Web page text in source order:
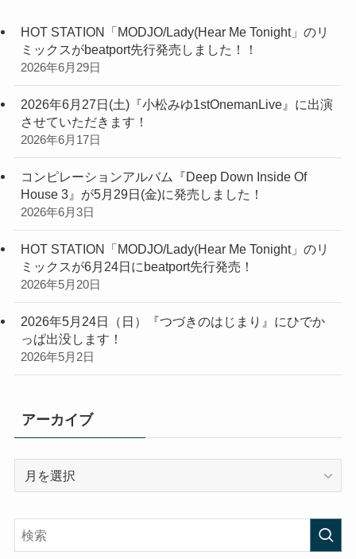
HOT STATION「MODJO/Lady(Hear Me Tonight」のリ
ミックスがbeatport先行発売しました！！
2026年6月29日
2026年6月27日(土)『小松みゆ1stOnemanLive』に出演
させていただきます！
2026年6月17日
コンピレーションアルバム『Deep Down Inside Of
House 3』が5月29日(金)に発売しました！
2026年6月3日
HOT STATION「MODJO/Lady(Hear Me Tonight」のリ
ミックスが6月24日にbeatport先行発売！
2026年5月20日
2026年5月24日（日）『つづきのはじまり』にひでか
っぱ出没します！
2026年5月2日
アーカイブ
イ